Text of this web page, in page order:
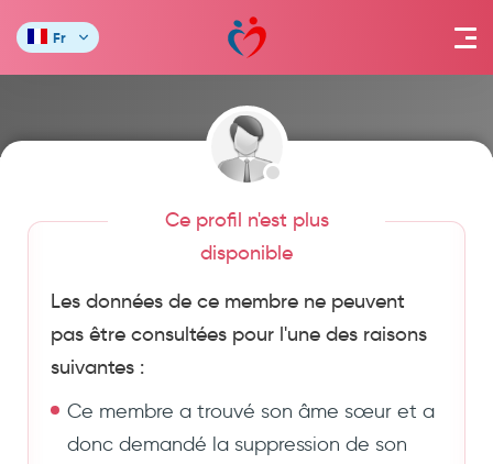
Fr
Ce profil n'est plus
disponible
Les données de ce membre ne peuvent
pas être consultées pour l'une des raisons
suivantes :
Ce membre a trouvé son âme sœur et a
donc demandé la suppression de son